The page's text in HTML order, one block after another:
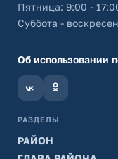
Пятница: 9:00 -
Суббота -
Об использовании
РАЗДЕЛЫ
РАЙОН